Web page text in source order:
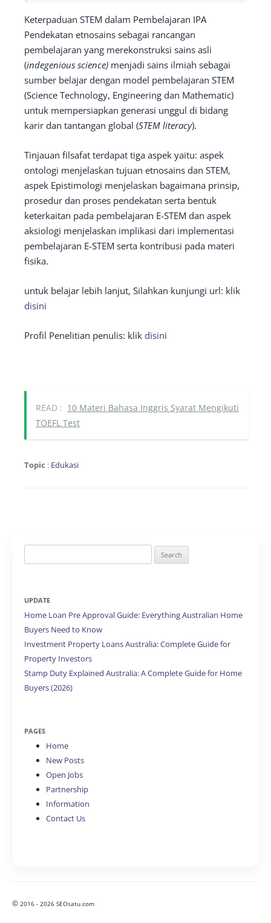
Keterpaduan STEM dalam Pembelajaran IPA
Pendekatan etnosains sebagai rancangan
pembelajaran yang merekonstruksi sains asli
(indegenious science) menjadi sains ilmiah sebagai
sumber belajar dengan model pembelajaran STEM
(Science Technology, Engineering dan Mathematic)
untuk mempersiapkan generasi unggul di bidang
karir dan tantangan global (STEM literacy).
Tinjauan filsafat terdapat tiga aspek yaitu: aspek
ontologi menjelaskan tujuan etnosains dan STEM,
aspek Epistimologi menjelaskan bagaimana prinsip,
prosedur dan proses pendekatan serta bentuk
keterkaitan pada pembelajaran E-STEM dan aspek
aksiologi menjelaskan implikasi dari implementasi
pembelajaran E-STEM serta kontribusi pada materi
fisika.
untuk belajar lebih lanjut, Silahkan kunjungi url: klik
disini
Profil Penelitian penulis: klik disini
READ : 10 Materi Bahasa Inggris Syarat Mengikuti
TOEFL Test
Topic : Edukasi
for:
UPDATE
Home Loan Pre Approval Guide: Everything Australian Home
Buyers Need to Know
Investment Property Loans Australia: Complete Guide for
Property Investors
Stamp Duty Explained Australia: A Complete Guide for Home
Buyers (2026)
PAGES
Home
New Posts
Open Jobs
Partnership
Information
Contact Us
© 2016 - 2026 SEOsatu.com